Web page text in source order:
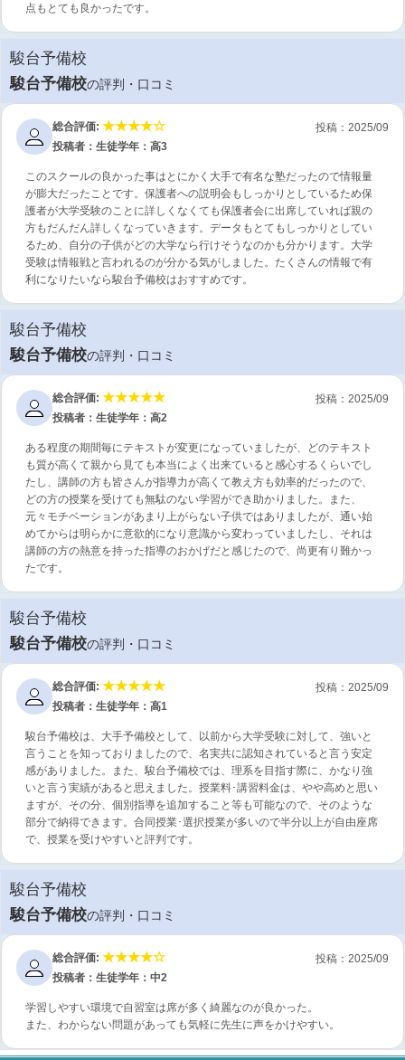
点もとても良かったです。
駿台予備校
駿台予備校の評判・口コミ
投稿：2025/09
総合評価:
投稿者：生徒学年：高3
このスクールの良かった事はとにかく大手で有名な塾だったので情報量
が膨大だったことです。保護者への説明会もしっかりとしているため保
護者が大学受験のことに詳しくなくても保護者会に出席していれば親の
方もだんだん詳しくなっていきます。データもとてもしっかりとしてい
るため、自分の子供がどの大学なら行けそうなのかも分かります。大学
受験は情報戦と言われるのが分かる気がしました。たくさんの情報で有
利になりたいなら駿台予備校はおすすめです。
駿台予備校
駿台予備校の評判・口コミ
投稿：2025/09
総合評価:
投稿者：生徒学年：高2
ある程度の期間毎にテキストが変更になっていましたが、どのテキスト
も質が高くて親から見ても本当によく出来ていると感心するくらいでし
たし、講師の方も皆さんが指導力が高くて教え方も効率的だったので、
どの方の授業を受けても無駄のない学習ができ助かりました。また、
元々モチベーションがあまり上がらない子供ではありましたが、通い始
めてからは明らかに意欲的になり意識から変わっていましたし、それは
講師の方の熱意を持った指導のおかげだと感じたので、尚更有り難かっ
たです。
駿台予備校
駿台予備校の評判・口コミ
投稿：2025/09
総合評価:
投稿者：生徒学年：高1
駿台予備校は、大手予備校として、以前から大学受験に対して、強いと
言うことを知っておりましたので、名実共に認知されていると言う安定
感がありました。また、駿台予備校では、理系を目指す際に、かなり強
いと言う実績があると思えました。授業料･講習料金は、やや高めと思い
ますが、その分、個別指導を追加すること等も可能なので、そのような
部分で納得できます。合同授業･選択授業が多いので半分以上が自由座席
で、授業を受けやすいと評判です。
駿台予備校
駿台予備校の評判・口コミ
投稿：2025/09
総合評価:
投稿者：生徒学年：中2
学習しやすい環境で自習室は席が多く綺麗なのが良かった。
また、わからない問題があっても気軽に先生に声をかけやすい。